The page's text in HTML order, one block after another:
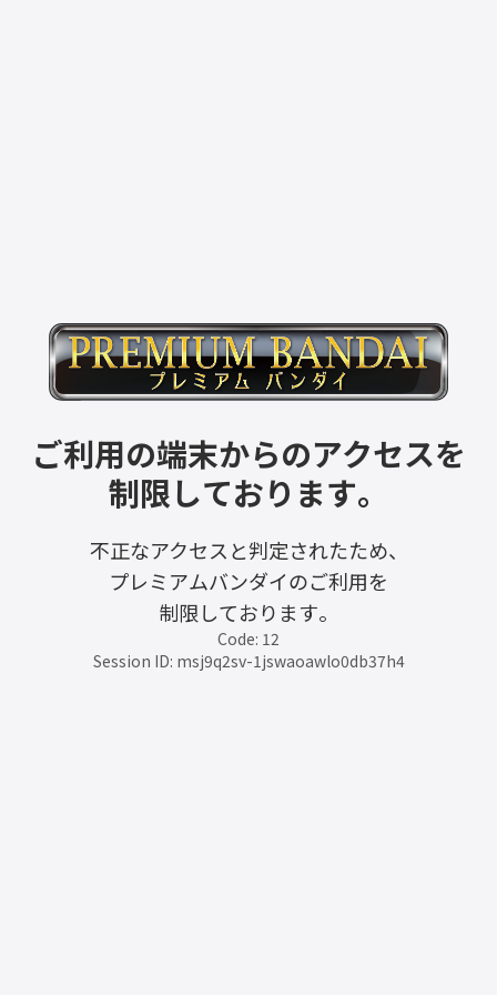
ご利用の端末からのアクセスを
制限しております。
不正なアクセスと判定されたため、
プレミアムバンダイのご利用を
制限しております。
Code: 12
Session ID: msj9q2sv-1jswaoawlo0db37h4